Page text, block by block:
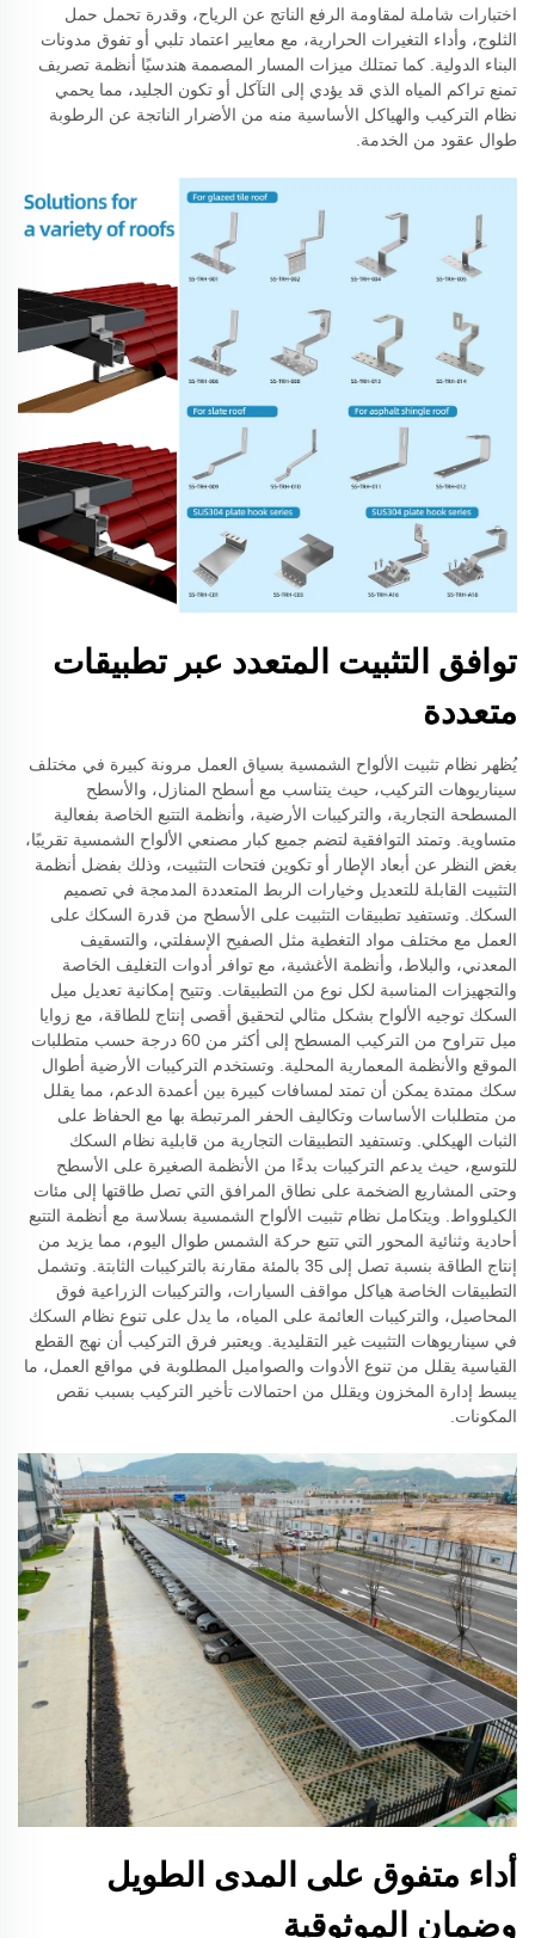
اختبارات شاملة لمقاومة الرفع الناتج عن الرياح، وقدرة تحمل حمل
الثلوج، وأداء التغيرات الحرارية، مع معايير اعتماد تلبي أو تفوق مدونات
البناء الدولية. كما تمتلك ميزات المسار المصممة هندسيًا أنظمة تصريف
تمنع تراكم المياه الذي قد يؤدي إلى التآكل أو تكون الجليد، مما يحمي
نظام التركيب والهياكل الأساسية منه من الأضرار الناتجة عن الرطوبة
طوال عقود من الخدمة.
توافق التثبيت المتعدد عبر تطبيقات
متعددة
يُظهر نظام تثبيت الألواح الشمسية بسياق العمل مرونة كبيرة في مختلف
سيناريوهات التركيب، حيث يتناسب مع أسطح المنازل، والأسطح
المسطحة التجارية، والتركيبات الأرضية، وأنظمة التتبع الخاصة بفعالية
متساوية. وتمتد التوافقية لتضم جميع كبار مصنعي الألواح الشمسية تقريبًا،
بغض النظر عن أبعاد الإطار أو تكوين فتحات التثبيت، وذلك بفضل أنظمة
التثبيت القابلة للتعديل وخيارات الربط المتعددة المدمجة في تصميم
السكك. وتستفيد تطبيقات التثبيت على الأسطح من قدرة السكك على
العمل مع مختلف مواد التغطية مثل الصفيح الإسفلتي، والتسقيف
المعدني، والبلاط، وأنظمة الأغشية، مع توافر أدوات التغليف الخاصة
والتجهيزات المناسبة لكل نوع من التطبيقات. وتتيح إمكانية تعديل ميل
السكك توجيه الألواح بشكل مثالي لتحقيق أقصى إنتاج للطاقة، مع زوايا
ميل تتراوح من التركيب المسطح إلى أكثر من 60 درجة حسب متطلبات
الموقع والأنظمة المعمارية المحلية. وتستخدم التركيبات الأرضية أطوال
سكك ممتدة يمكن أن تمتد لمسافات كبيرة بين أعمدة الدعم، مما يقلل
من متطلبات الأساسات وتكاليف الحفر المرتبطة بها مع الحفاظ على
الثبات الهيكلي. وتستفيد التطبيقات التجارية من قابلية نظام السكك
للتوسع، حيث يدعم التركيبات بدءًا من الأنظمة الصغيرة على الأسطح
وحتى المشاريع الضخمة على نطاق المرافق التي تصل طاقتها إلى مئات
الكيلوواط. ويتكامل نظام تثبيت الألواح الشمسية بسلاسة مع أنظمة التتبع
أحادية وثنائية المحور التي تتبع حركة الشمس طوال اليوم، مما يزيد من
إنتاج الطاقة بنسبة تصل إلى 35 بالمئة مقارنة بالتركيبات الثابتة. وتشمل
التطبيقات الخاصة هياكل مواقف السيارات، والتركيبات الزراعية فوق
المحاصيل، والتركيبات العائمة على المياه، ما يدل على تنوع نظام السكك
في سيناريوهات التثبيت غير التقليدية. ويعتبر فرق التركيب أن نهج القطع
القياسية يقلل من تنوع الأدوات والصواميل المطلوبة في مواقع العمل، ما
يبسط إدارة المخزون ويقلل من احتمالات تأخير التركيب بسبب نقص
المكونات.
أداء متفوق على المدى الطويل
وضمان الموثوقية